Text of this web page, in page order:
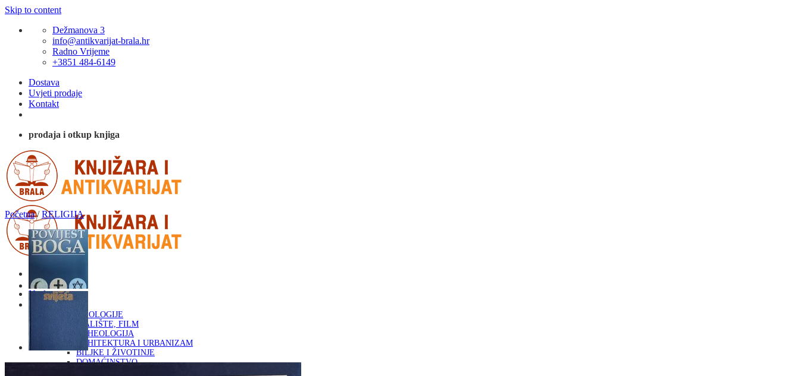
Skip to content
Dežmanova 3
info@antikvarijat-brala.hr
Radno Vrijeme
+3851 484-6149
Dostava
Uvjeti prodaje
Kontakt
prodaja i otkup knjiga
Naslovna
KNJIGE
OD ARHEOLOGIJE
DO KAZALIŠTE, FILM
ARHEOLOGIJA
ARHITEKTURA I URBANIZAM
BILJKE I ŽIVOTINJE
DOMAĆINSTVO
Početna / RELIGIJA